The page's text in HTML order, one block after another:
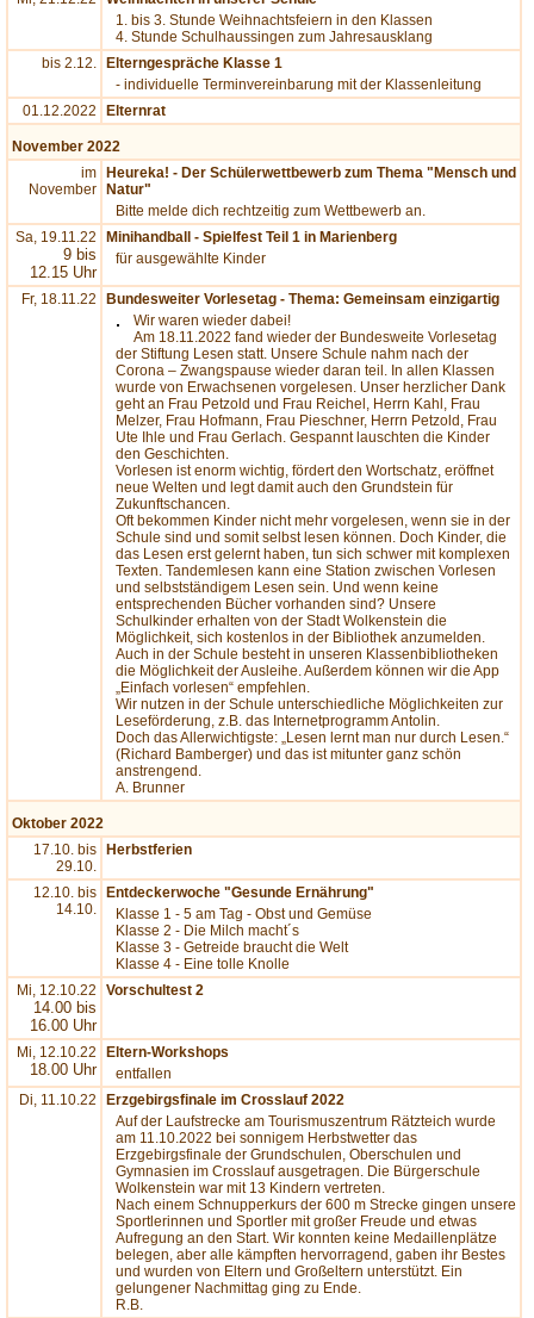
1. bis 3. Stunde Weihnachtsfeiern in den Klassen
4. Stunde Schulhaussingen zum Jahresausklang
bis 2.12.
Elterngespräche Klasse 1
- individuelle Terminvereinbarung mit der Klassenleitung
01.12.2022
Elternrat
November 2022
im
November
Heureka! - Der Schülerwettbewerb zum Thema "Mensch und
Natur"
Bitte melde dich rechtzeitig zum Wettbewerb an.
Sa, 19.11.22
9 bis
12.15 Uhr
Minihandball - Spielfest Teil 1 in Marienberg
für ausgewählte Kinder
Fr, 18.11.22
Bundesweiter Vorlesetag - Thema: Gemeinsam einzigartig
Wir waren wieder dabei!
Am 18.11.2022 fand wieder der Bundesweite Vorlesetag
der Stiftung Lesen statt. Unsere Schule nahm nach der
Corona – Zwangspause wieder daran teil. In allen Klassen
wurde von Erwachsenen vorgelesen. Unser herzlicher Dank
geht an Frau Petzold und Frau Reichel, Herrn Kahl, Frau
Melzer, Frau Hofmann, Frau Pieschner, Herrn Petzold, Frau
Ute Ihle und Frau Gerlach. Gespannt lauschten die Kinder
den Geschichten.
Vorlesen ist enorm wichtig, fördert den Wortschatz, eröffnet
neue Welten und legt damit auch den Grundstein für
Zukunftschancen.
Oft bekommen Kinder nicht mehr vorgelesen, wenn sie in der
Schule sind und somit selbst lesen können. Doch Kinder, die
das Lesen erst gelernt haben, tun sich schwer mit komplexen
Texten. Tandemlesen kann eine Station zwischen Vorlesen
und selbstständigem Lesen sein. Und wenn keine
entsprechenden Bücher vorhanden sind? Unsere
Schulkinder erhalten von der Stadt Wolkenstein die
Möglichkeit, sich kostenlos in der Bibliothek anzumelden.
Auch in der Schule besteht in unseren Klassenbibliotheken
die Möglichkeit der Ausleihe. Außerdem können wir die App
„Einfach vorlesen“ empfehlen.
Wir nutzen in der Schule unterschiedliche Möglichkeiten zur
Leseförderung, z.B. das Internetprogramm Antolin.
Doch das Allerwichtigste: „Lesen lernt man nur durch Lesen.“
(Richard Bamberger) und das ist mitunter ganz schön
anstrengend.
A. Brunner
Oktober 2022
17.10. bis
29.10.
Herbstferien
12.10. bis
14.10.
Entdeckerwoche "Gesunde Ernährung"
Klasse 1 - 5 am Tag - Obst und Gemüse
Klasse 2 - Die Milch macht´s
Klasse 3 - Getreide braucht die Welt
Klasse 4 - Eine tolle Knolle
Mi, 12.10.22
14.00 bis
16.00 Uhr
Vorschultest 2
Mi, 12.10.22
18.00 Uhr
Eltern-Workshops
entfallen
Di, 11.10.22
Erzgebirgsfinale im Crosslauf 2022
Auf der Laufstrecke am Tourismuszentrum Rätzteich wurde
am 11.10.2022 bei sonnigem Herbstwetter das
Erzgebirgsfinale der Grundschulen, Oberschulen und
Gymnasien im Crosslauf ausgetragen. Die Bürgerschule
Wolkenstein war mit 13 Kindern vertreten.
Nach einem Schnupperkurs der 600 m Strecke gingen unsere
Sportlerinnen und Sportler mit großer Freude und etwas
Aufregung an den Start. Wir konnten keine Medaillenplätze
belegen, aber alle kämpften hervorragend, gaben ihr Bestes
und wurden von Eltern und Großeltern unterstützt. Ein
gelungener Nachmittag ging zu Ende.
R.B.